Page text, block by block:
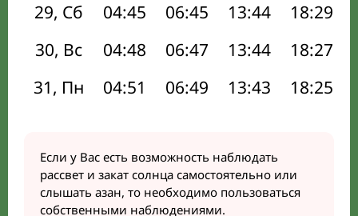
29, Сб
04:45 06:45 13:44 18:29
30, Вс
04:48 06:47 13:44 18:27
31, Пн
04:51 06:49 13:43 18:25
Если у Вас есть возможность наблюдать
рассвет и закат солнца самостоятельно или
слышать азан, то необходимо пользоваться
собственными наблюдениями.